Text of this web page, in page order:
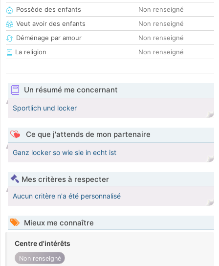
Possède des enfants
Non renseigné
Veut avoir des enfants
Non renseigné
Déménage par amour
Non renseigné
La religion
Non renseigné
Un résumé me concernant
Sportlich und locker
Ce que j'attends de mon partenaire
Ganz locker so wie sie in echt ist
Mes critères à respecter
Aucun critère n'a été personnalisé
Mieux me connaître
Centre d'intérêts
Non renseigné